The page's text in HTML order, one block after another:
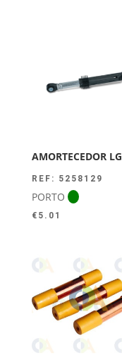
AMORTECEDOR LG
REF: 5258129
PORTO
€ 5.01